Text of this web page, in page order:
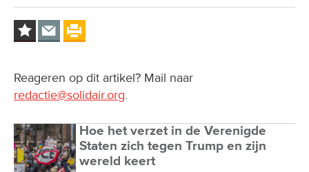
Reageren op dit artikel? Mail naar
redactie@solidair.org.
Hoe het verzet in de Verenigde
Staten zich tegen Trump en zijn
wereld keert